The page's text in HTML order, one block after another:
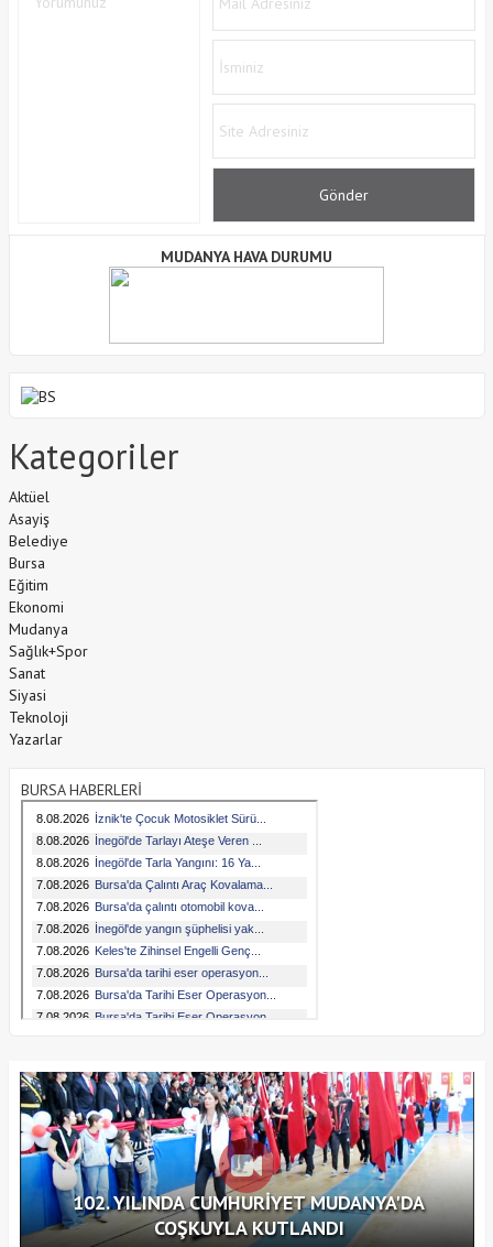
MUDANYA HAVA DURUMU
Kategoriler
Aktüel
Asayiş
Belediye
Bursa
Eğitim
Ekonomi
Mudanya
Sağlık+Spor
Sanat
Siyasi
Teknoloji
Yazarlar
BURSA HABERLERİ
102. YILINDA CUMHURİYET MUDANYA'DA
COŞKUYLA KUTLANDI